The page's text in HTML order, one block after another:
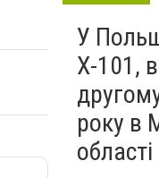
У
Х-101,
року в
області